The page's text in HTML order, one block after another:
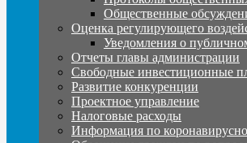
Общественные
Оценка регулирующего
Уведомления о
Отчеты главы администрации
Свободные инвестиционные
Развитие конкуренции
Проектное управление
Налоговые расходы
Информация по